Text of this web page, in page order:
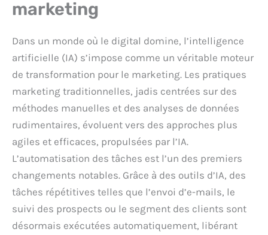
marketing
Dans un monde où le digital domine, l’intelligence
artificielle (IA) s’impose comme un véritable moteur
de transformation pour le marketing. Les pratiques
marketing traditionnelles, jadis centrées sur des
méthodes manuelles et des analyses de données
rudimentaires, évoluent vers des approches plus
agiles et efficaces, propulsées par l’IA.
L’automatisation des tâches est l’un des premiers
changements notables. Grâce à des outils d’IA, des
tâches répétitives telles que l’envoi d’e-mails, le
suivi des prospects ou le segment des clients sont
désormais exécutées automatiquement, libérant